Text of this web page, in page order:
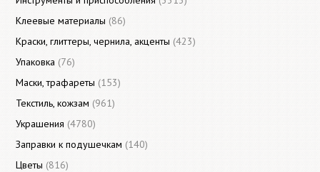
Клеевые материалы (86)
Краски, глиттеры, чернила, акценты (423)
Упаковка (76)
Маски, трафареты (153)
Текстиль, кожзам (961)
Украшения (4780)
Заправки к подушечкам (140)
Цветы (816)